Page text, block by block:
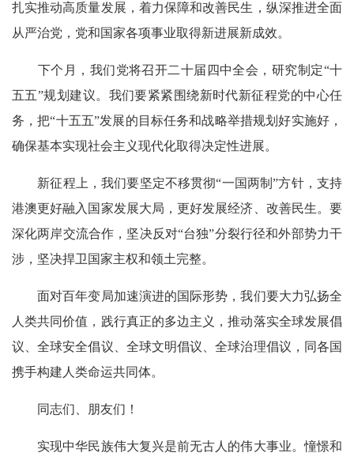
扎实推动高质量发展，着力保障和改善民生，纵深推进全面
从严治党，党和国家各项事业取得新进展新成效。
下个月，我们党将召开二十届四中全会，研究制定“十
五五”规划建议。我们要紧紧围绕新时代新征程党的中心任
务，把“十五五”发展的目标任务和战略举措规划好实施好，
确保基本实现社会主义现代化取得决定性进展。
新征程上，我们要坚定不移贯彻“一国两制”方针，支持
港澳更好融入国家发展大局，更好发展经济、改善民生。要
深化两岸交流合作，坚决反对“台独”分裂行径和外部势力干
涉，坚决捍卫国家主权和领土完整。
面对百年变局加速演进的国际形势，我们要大力弘扬全
人类共同价值，践行真正的多边主义，推动落实全球发展倡
议、全球安全倡议、全球文明倡议、全球治理倡议，同各国
携手构建人类命运共同体。
同志们、朋友们！
实现中华民族伟大复兴是前无古人的伟大事业。憧憬和